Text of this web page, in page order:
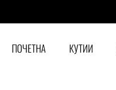
ПОЧЕТНА КУТИИ